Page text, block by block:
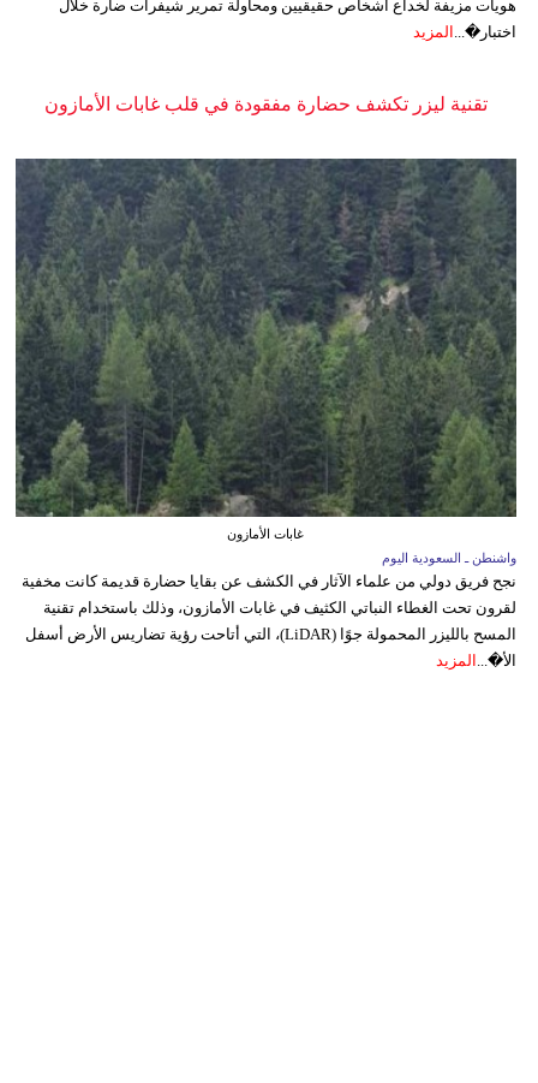
هويات مزيفة لخداع أشخاص حقيقيين ومحاولة تمرير شيفرات ضارة خلال
اختبار�... المزيد
تقنية ليزر تكشف حضارة مفقودة في قلب غابات الأمازون
غابات الأمازون
واشنطن ـ السعودية اليوم
نجح فريق دولي من علماء الآثار في الكشف عن بقايا حضارة قديمة كانت مخفية
لقرون تحت الغطاء النباتي الكثيف في غابات الأمازون، وذلك باستخدام تقنية
المسح بالليزر المحمولة جوًا (LiDAR)، التي أتاحت رؤية تضاريس الأرض أسفل
الأ�... المزيد